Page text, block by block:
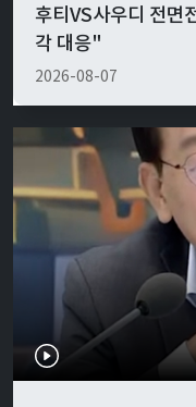
후티VS사우디 전
각 대응"
2026-08-07